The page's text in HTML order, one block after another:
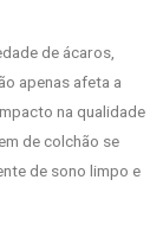
de ácaros,
apenas afeta a
na qualidade
de colchão se
de sono limpo e